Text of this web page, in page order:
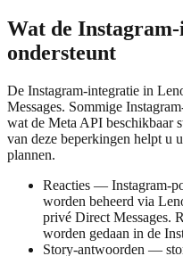
Wat de
ondersteunt
De Instagram-integratie in
Messages. Sommige
wat de Meta API beschikbaar
van deze beperkingen helpt u
plannen.
Reacties — Instagram-
worden beheerd via
privé Direct Messages.
worden gedaan in de
Story-antwoorden —